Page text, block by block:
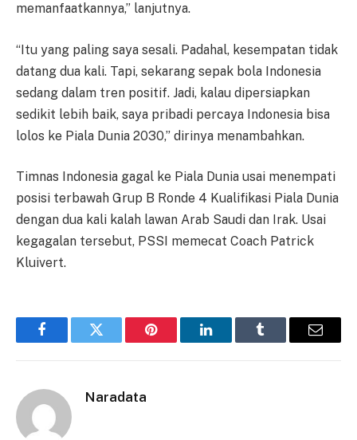
memanfaatkannya,” lanjutnya.
“Itu yang paling saya sesali. Padahal, kesempatan tidak
datang dua kali. Tapi, sekarang sepak bola Indonesia
sedang dalam tren positif. Jadi, kalau dipersiapkan
sedikit lebih baik, saya pribadi percaya Indonesia bisa
lolos ke Piala Dunia 2030,” dirinya menambahkan.
Timnas Indonesia gagal ke Piala Dunia usai menempati
posisi terbawah Grup B Ronde 4 Kualifikasi Piala Dunia
dengan dua kali kalah lawan Arab Saudi dan Irak. Usai
kegagalan tersebut, PSSI memecat Coach Patrick
Kluivert.
FacebookTwitter Pinterest LinkedInTumblr Email
Naradata